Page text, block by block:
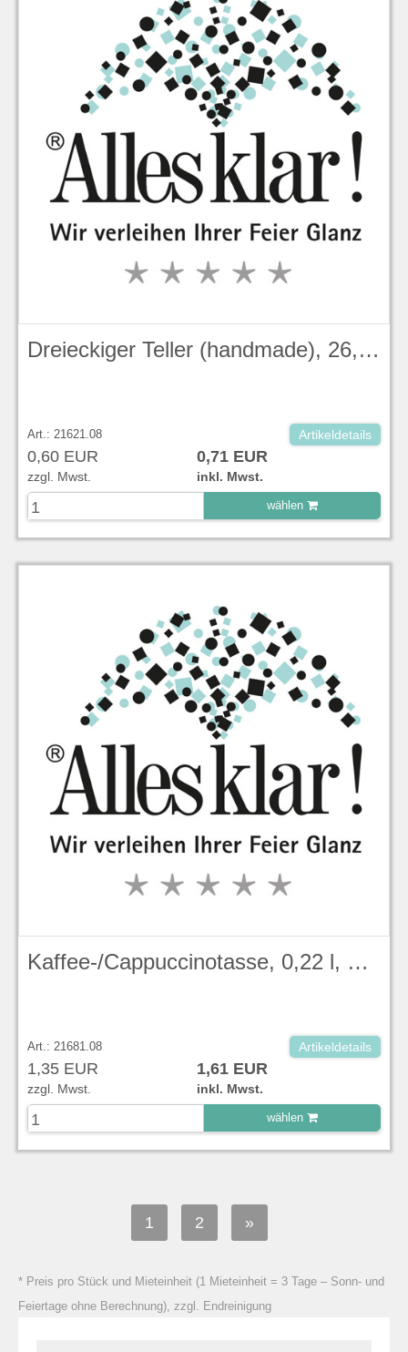
Dreieckiger Teller (handmade), 26,5 cm, Lotus, Duck Egg Blue Stonecast - Churchill
Art.: 21621.08 Artikeldetails
0,60 EUR 0,71 EUR
zzgl. Mwst. inkl. Mwst.
wählen
zu Warenkorb hinzugefügt.
Kaffee-/Cappuccinotasse, 0,22 l, mit Untertasse, Duck Egg Blue, Stonecast – Churchill
Art.: 21681.08 Artikeldetails
1,35 EUR 1,61 EUR
zzgl. Mwst. inkl. Mwst.
wählen
1 2 »
* Preis pro Stück und Mieteinheit (1 Mieteinheit = 3 Tage – Sonn- und
Feiertage ohne Berechnung), zzgl. Endreinigung